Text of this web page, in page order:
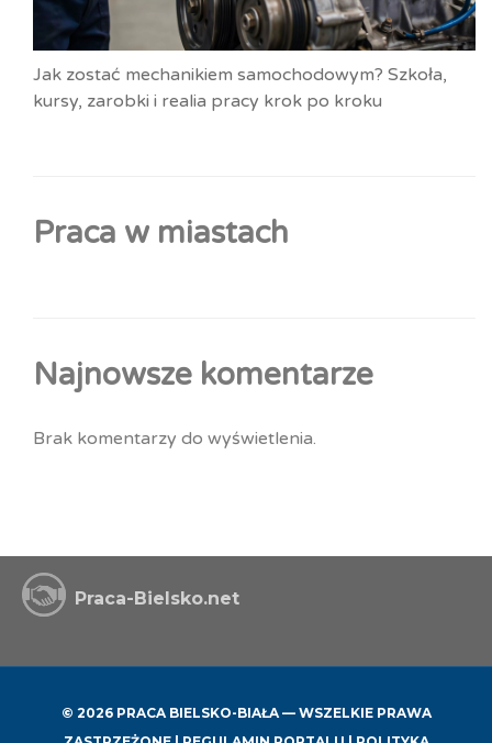
Jak zostać mechanikiem samochodowym? Szkoła,
kursy, zarobki i realia pracy krok po kroku
Praca w miastach
Najnowsze komentarze
Brak komentarzy do wyświetlenia.
Praca-Bielsko.net
© 2026 PRACA BIELSKO-BIAŁA — WSZELKIE PRAWA